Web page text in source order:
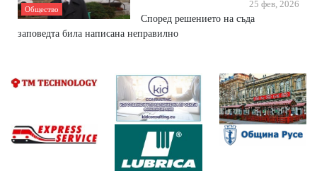
Общество
25 фев, 2026
Според решението на съда
заповедта била написана неправилно